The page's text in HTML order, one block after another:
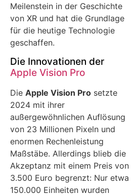
Meilenstein in der Geschichte
von XR und hat die Grundlage
für die heutige Technologie
geschaffen.
Die Innovationen der
Apple Vision Pro
Die Apple Vision Pro setzte
2024 mit ihrer
außergewöhnlichen Auflösung
von 23 Millionen Pixeln und
enormen Rechenleistung
Maßstäbe. Allerdings blieb die
Akzeptanz mit einem Preis von
3.500 Euro begrenzt: Nur etwa
150.000 Einheiten wurden